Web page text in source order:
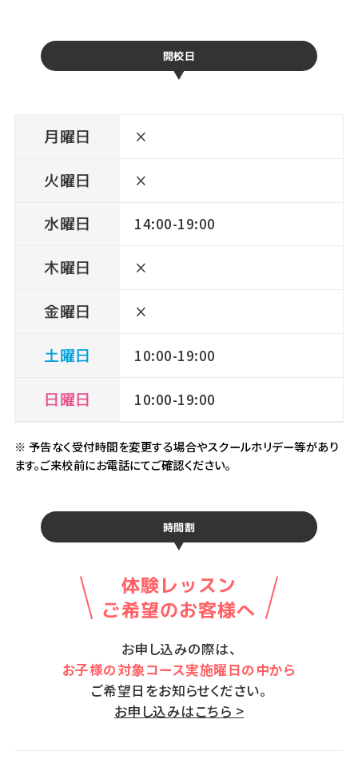
開校日
月曜日
火曜日
水曜日
木曜日
金曜日
土曜日
日曜日
×
×
14:00-19:00
×
×
10:00-19:00
10:00-19:00
※ 予告なく受付時間を変更する場合やスクールホリデー等があり
ます。ご来校前にお電話にてご確認ください。
時間割
体験レッスン
ご希望のお客様へ
お申し込みの際は、
お子様の対象コース実施曜日の中から
ご希望日をお知らせください。
お申し込みはこちら >